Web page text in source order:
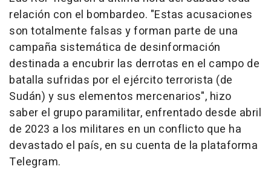
relación con el bombardeo. "Estas acusaciones
son totalmente falsas y forman parte de una
campaña sistemática de desinformación
destinada a encubrir las derrotas en el campo de
batalla sufridas por el ejército terrorista (de
Sudán) y sus elementos mercenarios", hizo
saber el grupo paramilitar, enfrentado desde abril
de 2023 a los militares en un conflicto que ha
devastado el país, en su cuenta de la plataforma
Telegram.